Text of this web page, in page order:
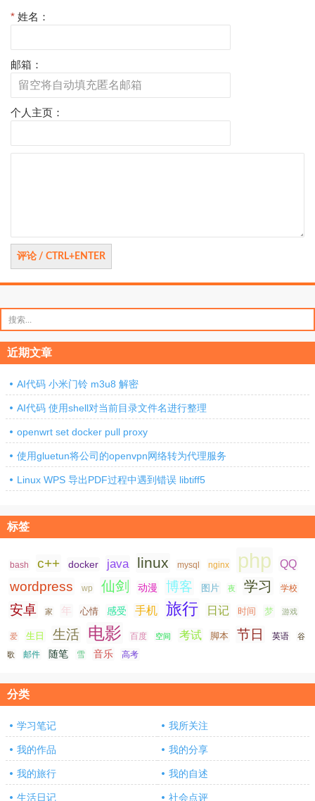
* 姓名：
邮箱：
个人主页：
索：
近期文章
AI代码 小米门铃 m3u8 解密
AI代码 使用shell对当前目录文件名进行整理
openwrt set docker pull proxy
使用gluetun将公司的openvpn网络转为代理服务
Linux WPS 导出PDF过程中遇到错误 libtiff5
标签
bash c++ docker java linux mysql nginx php QQ
wordpress wp 仙剑 动漫 博客 图片 夜 学习 学校
安卓 家 年 心情 感受 手机 旅行 日记 时间 梦 游戏
爱 生日 生活 电影 百度 空间 考试 脚本 节日 英语 谷
歌 邮件 随笔 雪 音乐 高考
分类
学习笔记 我所关注
我的作品 我的分享
我的旅行 我的自述
生活日记 社会点评